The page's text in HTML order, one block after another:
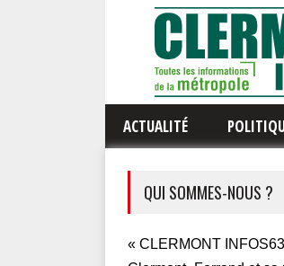
ACTUALITÉ
QUI SOMMES-NOUS ?
« CLERMONT